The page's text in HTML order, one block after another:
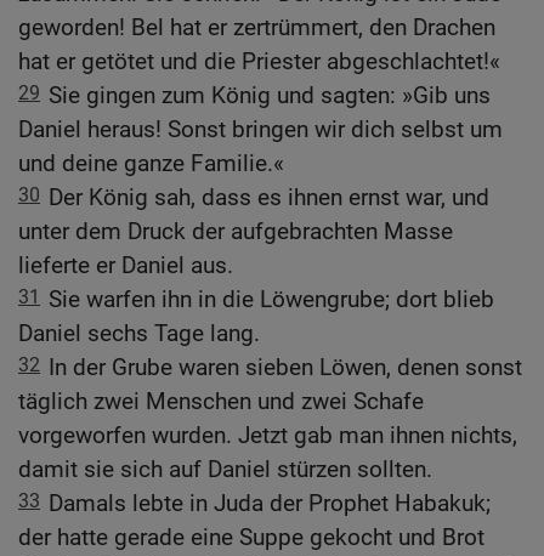
geworden! Bel hat er zertrümmert, den Drachen
hat er getötet und die Priester abgeschlachtet!«
29 Sie gingen zum König und sagten: »Gib uns
Daniel heraus! Sonst bringen wir dich selbst um
und deine ganze Familie.«
30 Der König sah, dass es ihnen ernst war, und
unter dem Druck der aufgebrachten Masse
lieferte er Daniel aus.
31
Sie warfen ihn in die Löwengrube; dort blieb
Daniel sechs Tage lang.
32 In der Grube waren sieben Löwen, denen sonst
täglich zwei Menschen und zwei Schafe
vorgeworfen wurden. Jetzt gab man ihnen nichts,
damit sie sich auf Daniel stürzen sollten.
33 Damals lebte in Juda der Prophet Habakuk;
der hatte gerade eine Suppe gekocht und Brot